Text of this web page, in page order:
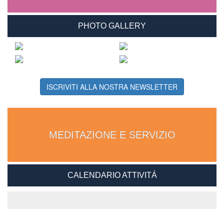
PHOTO GALLERY
ISCRIVITI ALLA NOSTRA NEWSLETTER
MEDITAZIONE E SERVIZIO
CALENDARIO ATTIVITÁ